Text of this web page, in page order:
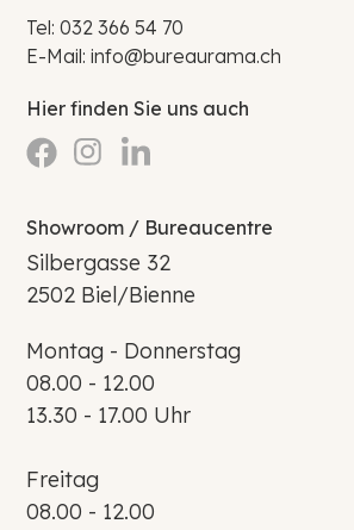
Tel:032 366 54 70
E-Mail:info@bureaurama.ch
Hier finden Sie uns auch
Showroom / Bureaucentre
Silbergasse 32
2502 Biel/Bienne
Montag - Donnerstag
08.00 - 12.00
13.30 - 17.00 Uhr
Freitag
08.00 - 12.00